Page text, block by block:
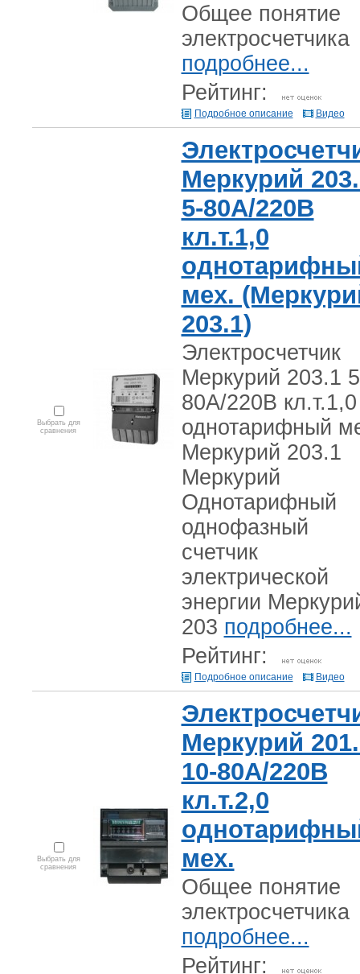
Общее понятие
электросчетчика
подробнее...
Рейтинг:
Подробное описание Видео
Выбрать для
сравнения
Меркурий
5-80А/220В
кл.т.1,0
мех.
203.1)
Электросчетчик
Меркурий 203.1
80А/220В кл.т.1,0
однотарифный
Меркурий 203.1
Меркурий
Однотарифный
однофазный
счетчик
электрической
энергии
203 подробнее...
Рейтинг:
Подробное описание Видео
Выбрать для
сравнения
Меркурий
10-80А/220В
кл.т.2,0
мех.
Общее понятие
электросчетчика
подробнее...
Рейтинг: